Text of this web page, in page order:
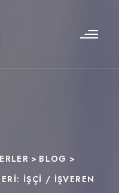
> BLOG >
İŞÇI / İŞVEREN